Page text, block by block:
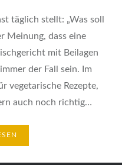
täglich stellt: „Was soll
Meinung, dass eine
mit Beilagen
der Fall sein. Im
vegetarische Rezepte,
auch noch richtig…